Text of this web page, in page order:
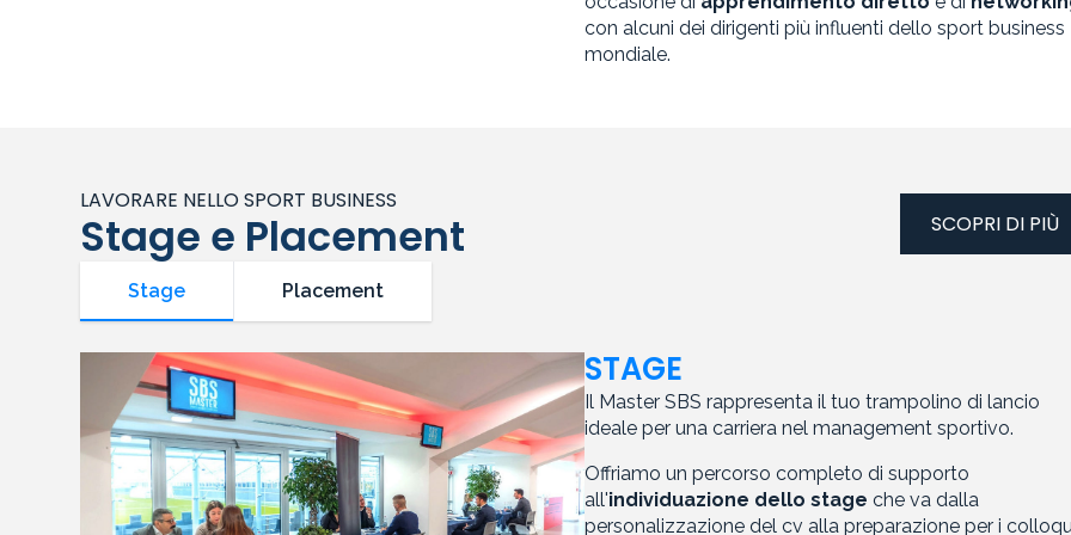
con alcuni dei dirigenti più influenti dello sport business
mondiale.
LAVORARE NELLO SPORT BUSINESS
Stage e Placement SCOPRI DI PIÙ
Stage Placement
STAGE
Il Master SBS rappresenta il tuo trampolino di lancio
ideale per una carriera nel management sportivo.
Offriamo un percorso completo di supporto
all'individuazione dello stage che va dalla
personalizzazione del cv alla preparazione per i